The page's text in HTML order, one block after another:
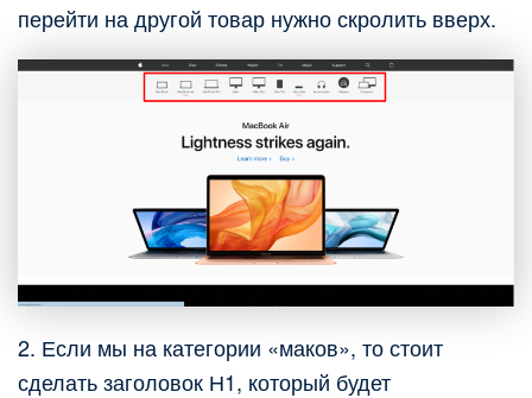
перейти на другой товар нужно скролить вверх.
2. Если мы на категории «маков», то стоит
сделать заголовок Н1, который будет